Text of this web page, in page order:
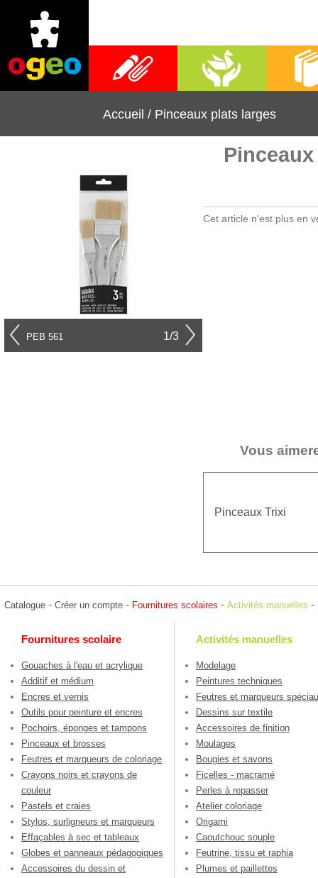
Fournitures scolaires Activités manuelles
Accueil / Pinceaux plats larges
PEB 561 1/3
Cet article n'est plus en
Vous
Pinceaux Trixi
Catalogue - Créer un compte - Fournitures scolaires - Activités manuelles -
Fournitures scolaire
Gouaches à l'eau et acrylique
Additif et médium
Encres et vernis
Outils pour peinture et encres
Pochoirs, éponges et tampons
Pinceaux et brosses
Feutres et marqueurs de coloriage
Crayons noirs et crayons de
couleur
Pastels et craies
Stylos, surligneurs et marqueurs
Effaçables à sec et tableaux
Globes et panneaux pédagogiques
Accessoires du dessin et
Activités manuelles
Modelage
Peintures techniques
Feutres et marqueurs
Dessins sur textile
Accessoires de finition
Moulages
Bougies et savons
Ficelles - macramé
Perles à repasser
Atelier coloriage
Origami
Caoutchouc souple
Feutrine, tissu et raphia
Plumes et paillettes